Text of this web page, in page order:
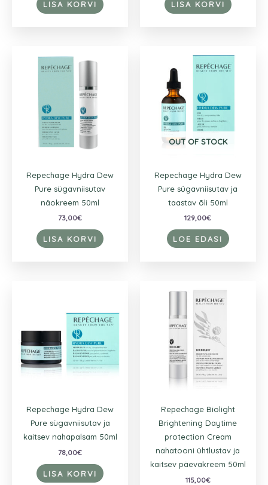
LISA KORVI LISA KORVI
Repechage Hydra Dew
Pure sügavniisutav
näokreem 50ml
73,00€
LISA KORVI
OUT OF STOCK
Repechage Hydra Dew
Pure sügavniisutav ja
taastav õli 50ml
129,00€
LOE EDASI
Repechage Hydra Dew
Pure sügavniisutav ja
kaitsev nahapalsam 50ml
78,00€
LISA KORVI
Repechage Biolight
Brightening Daytime
protection Cream
nahatooni ühtlustav ja
kaitsev päevakreem 50ml
115,00€